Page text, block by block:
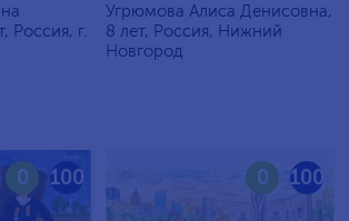
Россия, г.
Угрюмова Алиса Денисовна,
8 лет, Россия, Нижний
Новгород
100
0 100
0